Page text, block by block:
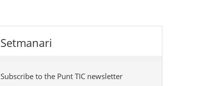
Setmanari
Subscribe to the Punt TIC newsletter